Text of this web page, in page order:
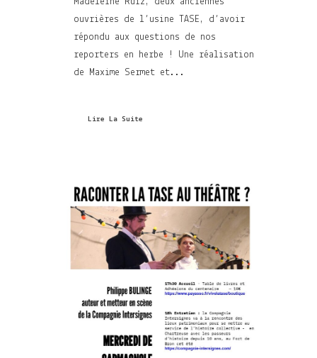
ouvrières de l’usine TASE, d’avoir
répondu aux questions de nos
reporters en herbe ! Une réalisation
de Maxime Sermet et...
Lire La Suite